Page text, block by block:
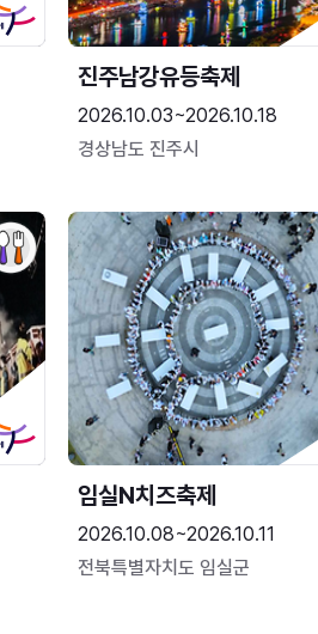
진주남강유등축제
2026.10.03~2026.10.18
경상남도 진주시
임실N치즈축제
2026.10.08~2026.10.11
전북특별자치도 임실군